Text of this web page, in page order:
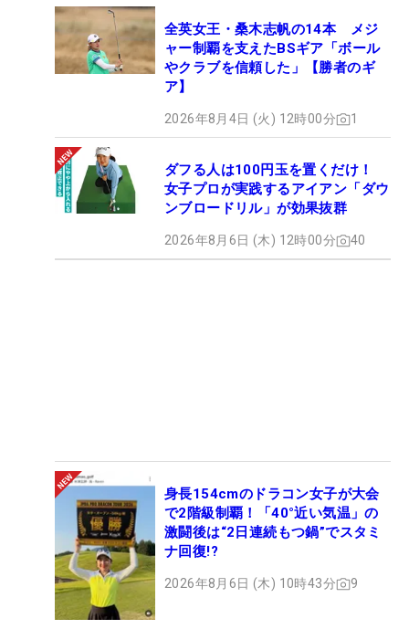
全英女王・桑木志帆の14本 メジ
ャー制覇を支えたBSギア「ボール
やクラブを信頼した」【勝者のギ
ア】
2026年8月4日 (火) 12時00分 1
ダフる人は100円玉を置くだけ！
女子プロが実践するアイアン「ダウ
ンブロードリル」が効果抜群
2026年8月6日 (木) 12時00分 40
身長154cmのドラコン女子が大会
で2階級制覇！「40°近い気温」の
激闘後は“2日連続もつ鍋”でスタミ
ナ回復!?
2026年8月6日 (木) 10時43分 9